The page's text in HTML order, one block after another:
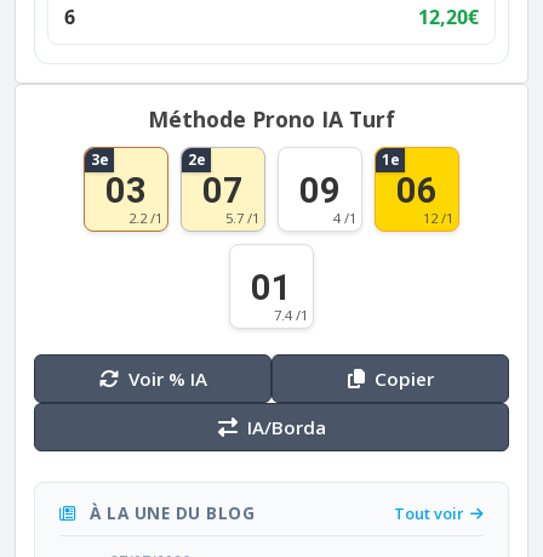
6
12,20€
Méthode Prono IA Turf
3e
03
2.2 /1
2e
07
5.7 /1
09
4 /1
1e
06
12 /1
01
7.4 /1
Voir % IA
Copier
IA/Borda
À LA UNE DU BLOG Tout voir